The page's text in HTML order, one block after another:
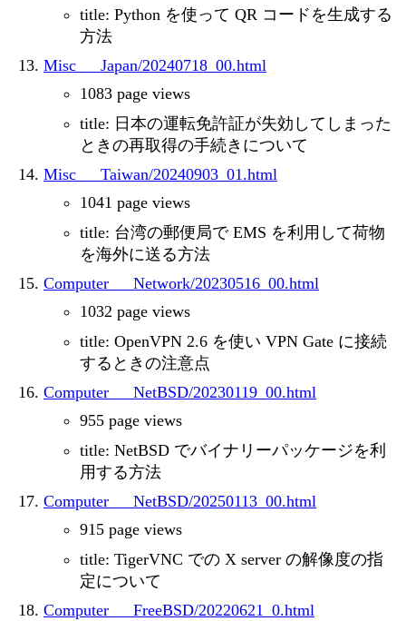
title: Python を使って QR コードを生成する
方法
Misc___Japan/20240718_00.html
1083 page views
title: 日本の運転免許証が失効してしまった
ときの再取得の手続きについて
Misc___Taiwan/20240903_01.html
1041 page views
title: 台湾の郵便局で EMS を利用して荷物
を海外に送る方法
Computer___Network/20230516_00.html
1032 page views
title: OpenVPN 2.6 を使い VPN Gate に接続
するときの注意点
Computer___NetBSD/20230119_00.html
955 page views
title: NetBSD でバイナリーパッケージを利
用する方法
Computer___NetBSD/20250113_00.html
915 page views
title: TigerVNC での X server の解像度の指
定について
Computer___FreeBSD/20220621_0.html